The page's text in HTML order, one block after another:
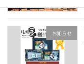
お知らせ